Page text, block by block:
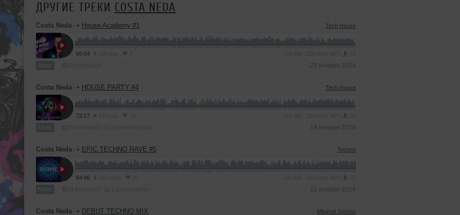
ДРУГИЕ ТРЕКИ COSTA NEDA
Costa Neda ➝ House Academy #1 Tech House
69:04
Микс 25 января 2024
Costa Neda ➝ HOUSE PARTY #4 Tech House
72:17
Микс 18 января 2024
Costa Neda ➝ EPIC TECHNO RAVE #5 Techno
84:46
Микс 12 января 2024
Costa Neda ➝ DEBUT TECHNO MIX Minimal Techno